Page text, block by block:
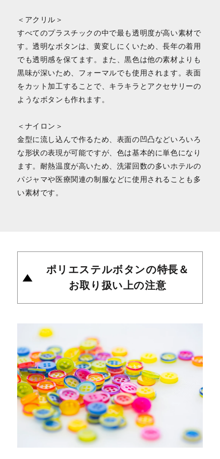
＜アクリル＞
すべてのプラスチックの中で最も透明度が高い素材で
す。透明なボタンは、黄変しにくいため、長年の着用
でも透明感を保てます。また、黒色は他の素材よりも
黒味が深いため、フォーマルでも使用されます。表面
をカット加工することで、キラキラとアクセサリーの
ようなボタンも作れます。
＜ナイロン＞
金型に流し込んで作るため、表面の凹凸などいろいろ
な形状の表現が可能ですが、色は基本的に単色になり
ます。耐熱温度が高いため、洗濯回数の多いホテルの
パジャマや医療関連の制服などに使用されることも多
い素材です。
ポリエステルボタンの特長＆
お取り扱い上の注意